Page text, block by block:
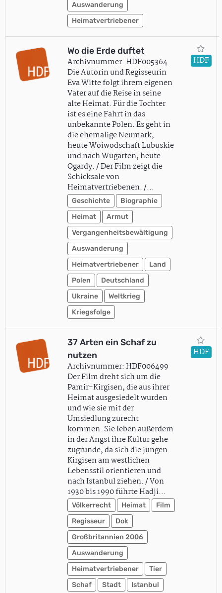
Auswanderung
Heimatvertriebener
Wo die Erde duftet
Archivnummer: HDF005364
Die Autorin und Regisseurin
Eva Witte folgt ihrem eigenen
Vater auf die Reise in seine
alte Heimat. Für die Tochter
ist es eine Fahrt in das
unbekannte Polen. Es geht in
die ehemalige Neumark,
heute Woiwodschaft Lubuskie
und nach Wugarten, heute
Ogardy. / Der Film zeigt die
Schicksale von
Heimatvertriebenen. /…
Geschichte
Biographie
Heimat
Armut
Vergangenheitsbewältigung
Auswanderung
Heimatvertriebener
Land
Polen
Deutschland
Ukraine
Weltkrieg
Kriegsfolge
HDF
37 Arten ein Schaf zu
nutzen
Archivnummer: HDF006499
Der Film dreht sich um die
Pamir-Kirgisen, die aus ihrer
Heimat ausgesiedelt wurden
und wie sie mit der
Umsiedlung zurecht
kommen. Sie leben außerdem
in der Angst ihre Kultur gehe
zugrunde, da sich die jungen
Kirgisen am westlichen
Lebensstil orientieren und
nach Istanbul ziehen. / Von
1930 bis 1990 führte Hadji…
Völkerrecht Heimat
Film
Regisseur
Dok
Großbritannien 2006
Auswanderung
Heimatvertriebener
Tier
Schaf
Stadt Istanbul
HDF